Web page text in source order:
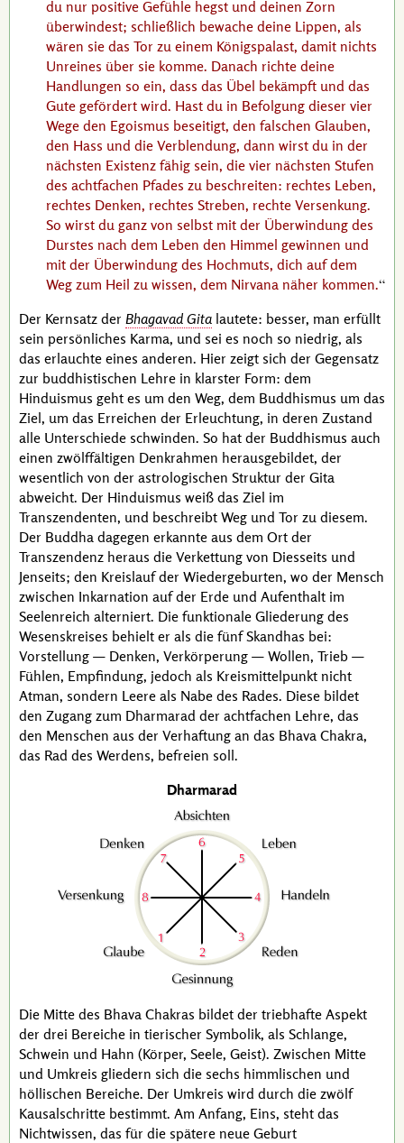
du nur positive Gefühle hegst und deinen Zorn
überwindest; schließlich bewache deine Lippen, als
wären sie das Tor zu einem Königspalast, damit nichts
Unreines über sie komme. Danach richte deine
Handlungen so ein, dass das Übel bekämpft und das
Gute gefördert wird. Hast du in Befolgung dieser vier
Wege den Egoismus beseitigt, den falschen Glauben,
den Hass und die Verblendung, dann wirst du in der
nächsten Existenz fähig sein, die vier nächsten Stufen
des achtfachen Pfades zu beschreiten: rechtes Leben,
rechtes Denken, rechtes Streben, rechte Versenkung.
So wirst du ganz von selbst mit der Überwindung des
Durstes nach dem Leben den Himmel gewinnen und
mit der Überwindung des Hochmuts, dich auf dem
Weg zum Heil zu wissen, dem Nirvana näher kommen.
Der Kernsatz der Bhagavad Gita lautete: besser, man erfüllt
sein persönliches Karma, und sei es noch so niedrig, als
das erlauchte eines anderen. Hier zeigt sich der Gegensatz
zur buddhistischen Lehre in klarster Form: dem
Hinduismus geht es um den Weg, dem Buddhismus um das
Ziel, um das Erreichen der Erleuchtung, in deren Zustand
alle Unterschiede schwinden. So hat der Buddhismus auch
einen zwölffältigen Denkrahmen herausgebildet, der
wesentlich von der astrologischen Struktur der Gita
abweicht. Der Hinduismus weiß das Ziel im
Transzendenten, und beschreibt Weg und Tor zu diesem.
Der Buddha dagegen erkannte aus dem Ort der
Transzendenz heraus die Verkettung von Diesseits und
Jenseits; den Kreislauf der Wiedergeburten, wo der Mensch
zwischen Inkarnation auf der Erde und Aufenthalt im
Seelenreich alterniert. Die funktionale Gliederung des
Wesenskreises behielt er als die fünf Skandhas bei:
Vorstellung — Denken, Verkörperung — Wollen, Trieb —
Fühlen, Empfindung, jedoch als Kreismittelpunkt nicht
Atman, sondern Leere als Nabe des Rades. Diese bildet
den Zugang zum Dharmarad der achtfachen Lehre, das
den Menschen aus der Verhaftung an das Bhava Chakra,
das Rad des Werdens, befreien soll.
Dharmarad
Die Mitte des Bhava Chakras bildet der triebhafte Aspekt
der drei Bereiche in tierischer Symbolik, als Schlange,
Schwein und Hahn (Körper, Seele, Geist). Zwischen Mitte
und Umkreis gliedern sich die sechs himmlischen und
höllischen Bereiche. Der Umkreis wird durch die zwölf
Kausalschritte bestimmt. Am Anfang, Eins, steht das
Nichtwissen, das für die spätere neue Geburt